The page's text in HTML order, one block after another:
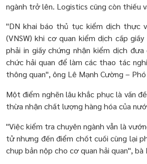
ngành trở lên. Logistics cũng còn thiếu
"DN khai báo thủ tục kiểm dịch thực
(VNSW) khi cơ quan kiểm dịch cấp
phải in giấy chứng nhận kiểm dịch
chức hải quan để làm các thao tác
thông quan", ông Lê Mạnh Cường –
Một điểm nghẽn lâu khắc phục là vấn
thừa nhận chất lượng hàng hóa của
"Việc kiểm tra chuyên ngành vẫn là
tử nhưng đến điểm chốt cuối cùng lại
chụp bản nộp cho cơ quan hải quan",